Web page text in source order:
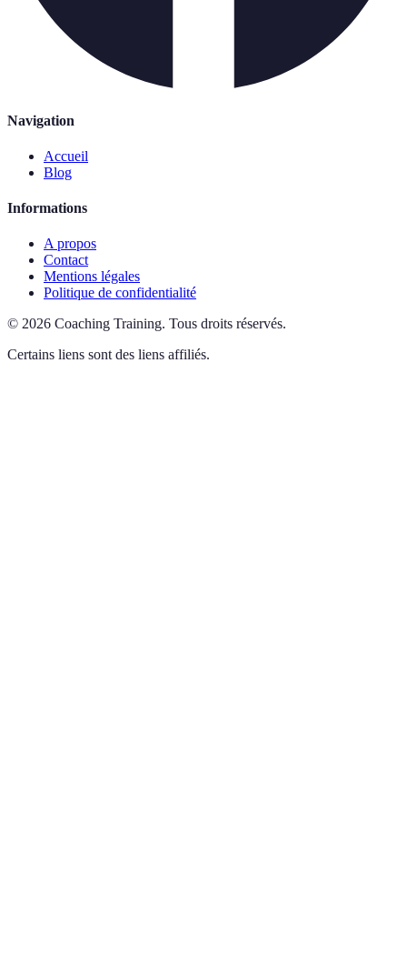
Navigation
Accueil
Blog
Informations
A propos
Contact
Mentions légales
Politique de confidentialité
© 2026 Coaching Training. Tous droits réservés.
Certains liens sont des liens affiliés.